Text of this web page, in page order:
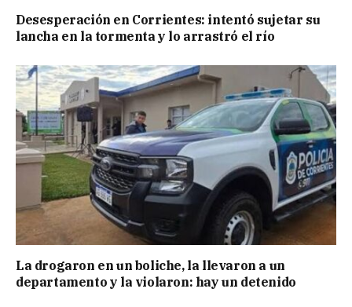
Desesperación en Corrientes: intentó sujetar su
lancha en la tormenta y lo arrastró el río
La drogaron en un boliche, la llevaron a un
departamento y la violaron: hay un detenido